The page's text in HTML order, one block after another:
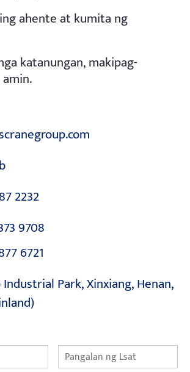
ahente at kumita ng
katanungan, makipag-
2232
9708
6721
Park, Xinxiang, Henan,